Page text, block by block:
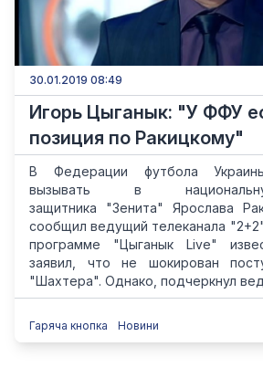
30.01.2019 08:49
Игорь Цыганык: "У ФФУ
позиция по Ракицкому"
В Федерации футбола
вызывать в
защитника "Зенита" Ярослава
сообщил ведущий телеканала
программе "Цыганык Live"
заявил, что не шокирован
"Шахтера". Однако, подчеркнул
Гаряча кнопка Новини